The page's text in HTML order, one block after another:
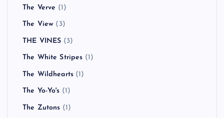
The Verve (1)
The View (3)
THE VINES (3)
The White Stripes (1)
The Wildhearts (1)
The Yo-Yo's (1)
The Zutons (1)